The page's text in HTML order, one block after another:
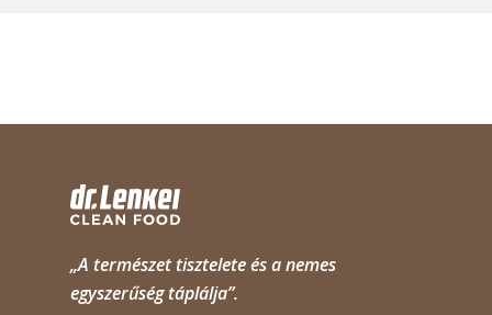
„A természet tisztelete és a nemes
egyszerűség táplálja”.